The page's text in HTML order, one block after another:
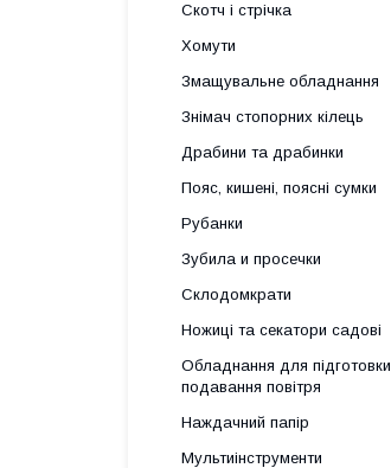
Скотч і стрічка
Хомути
Змащувальне обладнання
Знімач стопорних кілець
Драбини та драбинки
Пояс, кишені, поясні сумки
Рубанки
Зубила и просечки
Склодомкрати
Ножиці та секатори садові
Обладнання для підготовки
подавання повітря
Наждачний папір
Мультиінструменти